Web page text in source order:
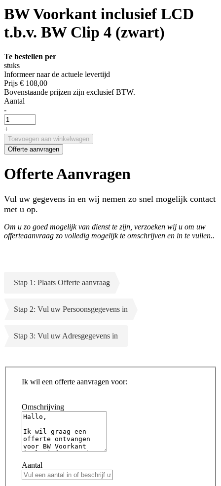
BW Voorkant inclusief LCD
t.b.v. BW Clip 4 (zwart)
Te bestellen per
stuks
Informeer naar de actuele levertijd
Prijs € 108,00
Bovenstaande prijzen zijn exclusief BTW.
Aantal
-
+
Toevoegen aan winkelwagen
Offerte aanvragen
Offerte Aanvragen
Vul uw gegevens in en wij nemen zo snel mogelijk contact
met u op.
Om u zo goed mogelijk van dienst te zijn, verzoeken wij u om uw
offerteaanvraag zo volledig mogelijk te omschrijven en in te vullen..
Stap 1: Plaats Offerte aanvraag
Stap 2: Vul uw Persoonsgegevens in
Stap 3: Vul uw Adresgegevens in
Ik wil een offerte aanvragen voor:
Omschrijving
Aantal